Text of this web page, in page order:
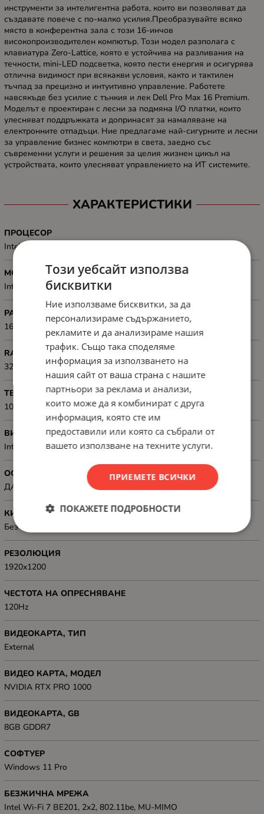
инструменти за интелигентна работа, които ви позволяват да
създавате повече с по-малко усилия.Преобразувайте всяко
място в конферентна зала с този 16-инчов
високопроизводителен компютър. Този модел разполага с
клавиатура Zero-Lattice, която е устойчива на разливания на
течности, mini-LED подсветка, която пести енергия и осигурява
отлична видимост при всякакви условия, както и тактилен
тъчпад за прецизно и интуитивно управление. Работете
навсякъде без усилие с тънкия и лек Dell Pro Max 16 Premium.
Моделът е проектиран с лесни за подмяна I/O платки, които
улесняват поддръжката и допринасят за намаляване на
електронните отпадъци. Ние предлагаме най-сигурните и лесни
за управление бизнес компютри в света, заедно със
съвременни услуги и решения за целия жизнен цикъл на
устройствата, които улесняват управлението на ИТ системите.
ХАРАКТЕРИСТИКИ
ПРОЦЕСОР
Intel Core Ultra 7 265H 2.20 GHz, 24 MB cache
МОДЕЛ ПРОЦЕСОР
Intel Core Ultra 7
РАЗМЕР НА ЕКРАНА
16.0" (40.64 cm), 500 nits
RAM ПАМЕТ
32GB 8400MHz onboard
ТВЪРД ДИСК, GB
1000GB Gen4, SED Ready
ВИДЕОКАРТА
Integrated
ОС
ДА
КИРИЛИЗАЦИЯ
Без кирилизация на клавиатурата
РЕЗОЛЮЦИЯ
1920x1200
ЧЕСТОТА НА ОПРЕСНЯВАНЕ
120Hz
ВИДЕОКАРТА, ТИП
Еxternal
ВИДЕО КАРТА, МОДЕЛ
NVIDIA RTX PRO 1000
ВИДЕОКАРТА, GB
8GB GDDR7
СОФТУЕР
Windows 11 Pro
БЕЗЖИЧНА МРЕЖА
Intel Wi-Fi 7 BE201, 2x2, 802.11be, MU-MIMO
Този уебсайт използва
бисквитки
Ние използваме бисквитки, за да
персонализираме съдържанието,
рекламите и да анализираме нашия
трафик. Също така споделяме
информация за използването на
нашия сайт от ваша страна с нашите
партньори за реклама и анализи,
които може да я комбинират с друга
информация, която сте им
предоставили или която са събрали от
вашето използване на техните услуги.
ПРИЕМЕТЕ ВСИЧКИ
ПОКАЖЕТЕ ПОДРОБНОСТИ